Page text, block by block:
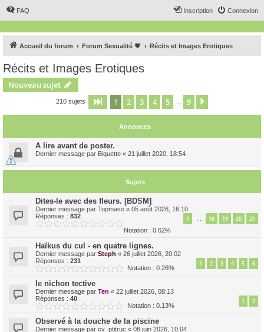
FAQ Connexion
Inscription
Accueil du forum Forum Sexualité 💗 Récits et Images Erotiques
Récits et Images Erotiques
Nouveau sujet
210 sujets Page 1sur9
1 2 3 4 5 9
Annonces
A lire avant de poster.
Dernier message par Biquette « 21 juillet 2020, 18:54
Sujets
Dites-le avec des fleurs. [BDSM]
Dernier message par Topmaso « 05 août 2026, 16:10
Réponses : 832 1 … 18 19 20 21
Notation : 0.62%
Haïkus du cul - en quatre lignes.
Dernier message par Steph « 26 juillet 2026, 20:02
Réponses : 231 1 2 3 4 5 6
Notation : 0.26%
le nichon tective
Dernier message par Ten « 22 juillet 2026, 08:13
Réponses : 40 1 2
Notation : 0.13%
Observé à la douche de la piscine
Dernier message par cv_ptitruc « 08 juin 2026, 10:04